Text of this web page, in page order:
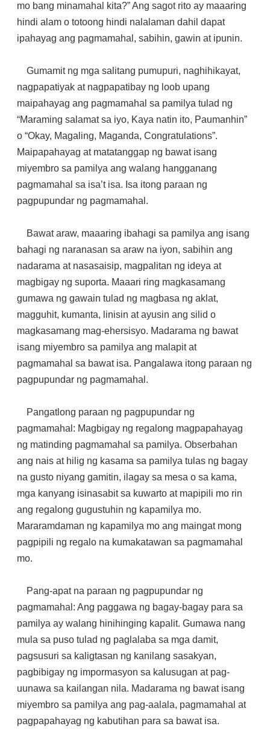
mo bang minamahal kita?” Ang sagot rito ay maaaring
hindi alam o totoong hindi nalalaman dahil dapat
ipahayag ang pagmamahal, sabihin, gawin at ipunin.
Gumamit ng mga salitang pumupuri, naghihikayat,
nagpapatiyak at nagpapatibay ng loob upang
maipahayag ang pagmamahal sa pamilya tulad ng
“Maraming salamat sa iyo, Kaya natin ito, Paumanhin”
o “Okay, Magaling, Maganda, Congratulations”.
Maipapahayag at matatanggap ng bawat isang
miyembro sa pamilya ang walang hangganang
pagmamahal sa isa’t isa. Isa itong paraan ng
pagpupundar ng pagmamahal.
Bawat araw, maaaring ibahagi sa pamilya ang isang
bahagi ng naranasan sa araw na iyon, sabihin ang
nadarama at nasasaisip, magpalitan ng ideya at
magbigay ng suporta. Maaari ring magkasamang
gumawa ng gawain tulad ng magbasa ng aklat,
magguhit, kumanta, linisin at ayusin ang silid o
magkasamang mag-ehersisyo. Madarama ng bawat
isang miyembro sa pamilya ang malapit at
pagmamahal sa bawat isa. Pangalawa itong paraan ng
pagpupundar ng pagmamahal.
Pangatlong paraan ng pagpupundar ng
pagmamahal: Magbigay ng regalong magpapahayag
ng matinding pagmamahal sa pamilya. Obserbahan
ang nais at hilig ng kasama sa pamilya tulas ng bagay
na gusto niyang gamitin, ilagay sa mesa o sa kama,
mga kanyang isinasabit sa kuwarto at mapipili mo rin
ang regalong gugustuhin ng kapamilya mo.
Mararamdaman ng kapamilya mo ang maingat mong
pagpipili ng regalo na kumakatawan sa pagmamahal
mo.
Pang-apat na paraan ng pagpupundar ng
pagmamahal: Ang paggawa ng bagay-bagay para sa
pamilya ay walang hinihinging kapalit. Gumawa nang
mula sa puso tulad ng paglalaba sa mga damit,
pagsusuri sa kaligtasan ng kanilang sasakyan,
pagbibigay ng impormasyon sa kalusugan at pag-
uunawa sa kailangan nila. Madarama ng bawat isang
miyembro sa pamilya ang pag-aalala, pagmamahal at
pagpapahayag ng kabutihan para sa bawat isa.